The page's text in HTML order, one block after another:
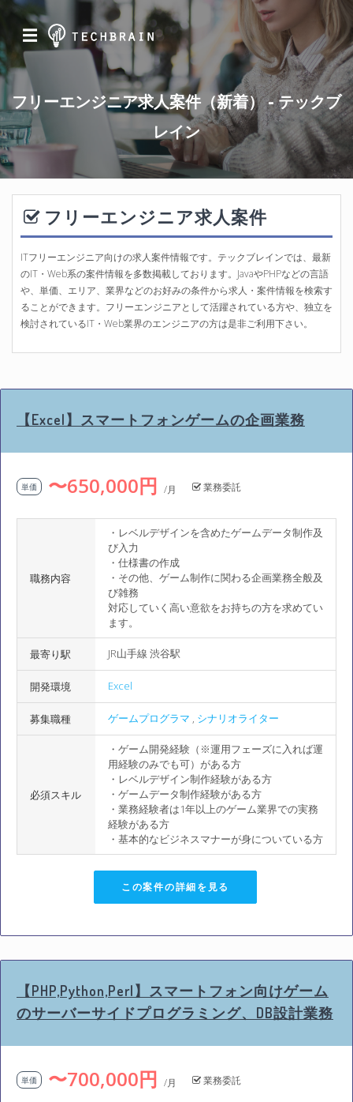
☰
フリーエンジニア求人案件（新着） - テックブ
レイン
フリーエンジニア求人案件
ITフリーエンジニア向けの求人案件情報です。テックブレインでは、最新
のIT・Web系の案件情報を多数掲載しております。JavaやPHPなどの言語
や、単価、エリア、業界などのお好みの条件から求人・案件情報を検索す
ることができます。フリーエンジニアとして活躍されている方や、独立を
検討されているIT・Web業界のエンジニアの方は是非ご利用下さい。
【Excel】スマートフォンゲームの企画業務
単価 〜650,000円 /月 業務委託
職務内容
・レベルデザインを含めたゲームデータ制作及
び入力
・仕様書の作成
・その他、ゲーム制作に関わる企画業務全般及
び雑務
対応していく高い意欲をお持ちの方を求めてい
ます。
最寄り駅 JR山手線 渋谷駅
開発環境 Excel
募集職種 ゲームプログラマ , シナリオライター
必須スキル
・ゲーム開発経験（※運用フェーズに入れば運
用経験のみでも可）がある方
・レベルデザイン制作経験がある方
・ゲームデータ制作経験がある方
・業務経験者は1年以上のゲーム業界での実務
経験がある方
・基本的なビジネスマナーが身についている方
この案件の詳細を見る
【PHP,Python,Perl】スマートフォン向けゲーム
のサーバーサイドプログラミング、DB設計業務
単価 〜700,000円 /月 業務委託